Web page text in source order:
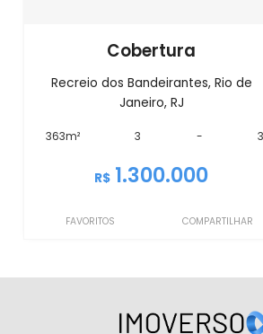
Cobertura
Recreio dos Bandeirantes, Rio de
Janeiro, RJ
363m² 3 - 3
R$ 1.300.000
FAVORITOS COMPARTILHAR